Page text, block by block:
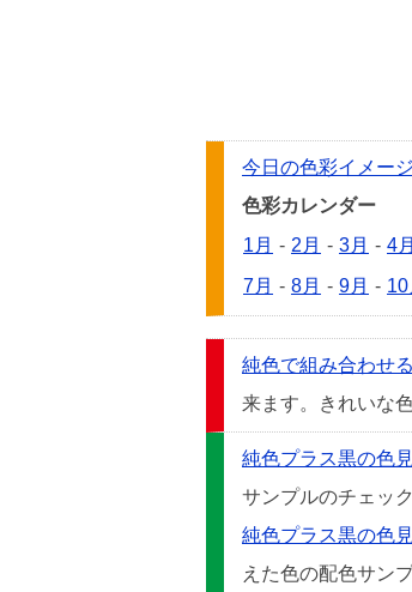
今日の色彩イメージ
色彩カレンダー
1月 - 2月 - 3月 - 4月
7月 - 8月 - 9月 - 10
純色で組み合わせ
来ます。きれいな
純色プラス黒の色
サンプルのチェッ
純色プラス黒の色
えた色の配色サン